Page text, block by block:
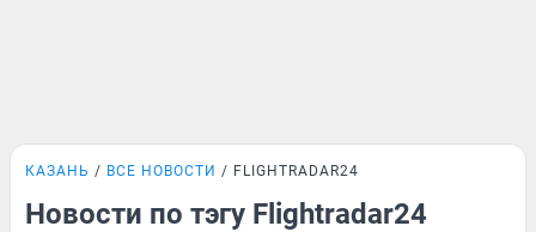
КАЗАНЬ ВСЕ НОВОСТИ FLIGHTRADAR24
Новости по тэгу Flightradar24